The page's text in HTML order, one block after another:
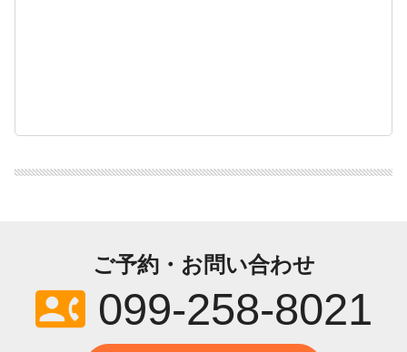
ご予約・お問い合わせ
contact_phone099-258-8021